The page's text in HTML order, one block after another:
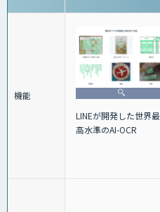
機能
LINEが開発した世界最
高水準のAI-OCR